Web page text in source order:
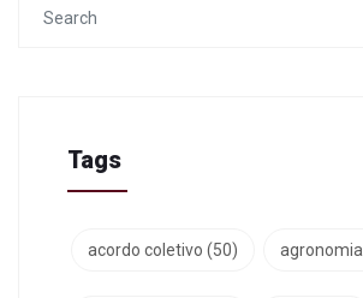
Tags
acordo coletivo (50) agronomia